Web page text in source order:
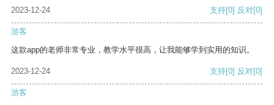
2023-12-24 支持[0] 反对[0]
游客
这款app的老师非常专业，教学水平很高，让我能够学到实用的知识。
2023-12-24 支持[0] 反对[0]
游客